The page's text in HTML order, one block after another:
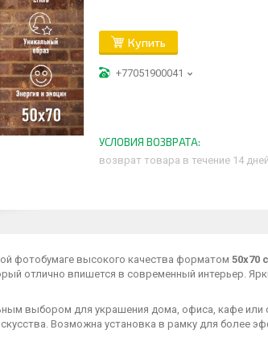
Купить
+77051900041
возврат товара в течение 14 дней
фотобумаге высокого качества форматом 50х70
отлично впишется в современный интерьер.
выбором для украшения дома, офиса, кафе
Возможна установка в рамку для более